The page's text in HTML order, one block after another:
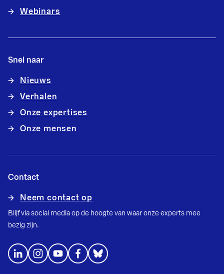
Webinars
Snel naar
Nieuws
Verhalen
Onze expertises
Onze mensen
Contact
Neem contact op
Blijf via social media op de hoogte van waar onze experts mee
bezig zijn.